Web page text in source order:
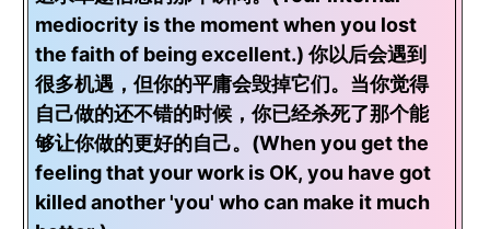
mediocrity is the moment when you lost
the faith of being excellent.) 你以后会遇到
很多机遇，但你的平庸会毁掉它们。当你觉得
自己做的还不错的时候，你已经杀死了那个能
够让你做的更好的自己。(When you get the
feeling that your work is OK, you have got
killed another 'you' who can make it much